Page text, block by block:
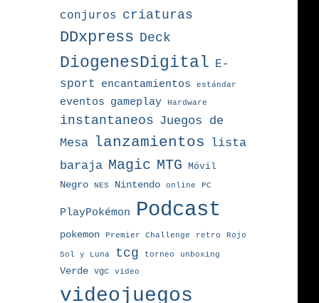
conjuros criaturas
DDxpress Deck
DiogenesDigital E-
sport
encantamientos estándar
eventos gameplay Hardware
instantaneos Juegos de
Mesa
lanzamientos
lista
baraja Magic MTG Móvil
Negro
NES Nintendo online PC
PlayPokémon Podcast
pokemon Premier Challenge retro Rojo
Sol y Luna tcg torneo unboxing
Verde vgc video
videojuegos